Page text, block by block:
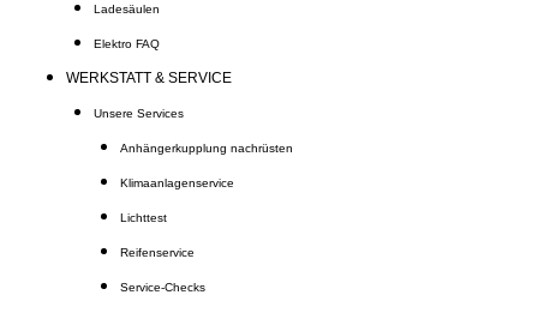
Ladesäulen
Elektro FAQ
WERKSTATT & SERVICE
Unsere Services
Anhängerkupplung nachrüsten
Klimaanlagenservice
Lichttest
Reifenservice
Service-Checks